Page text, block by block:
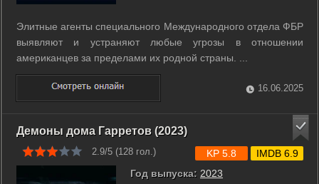
Элитные агенты специального Международного отдела ФБР
выявляют и устраняют любые угрозы в отношении
американцев за пределами их родной страны. ...
16.06.2025
Демоны дома Гарретов (2023)
2.9/5 (128 гол.)
Год выпуска: 2023
KP 5.8 IMDB 6.9